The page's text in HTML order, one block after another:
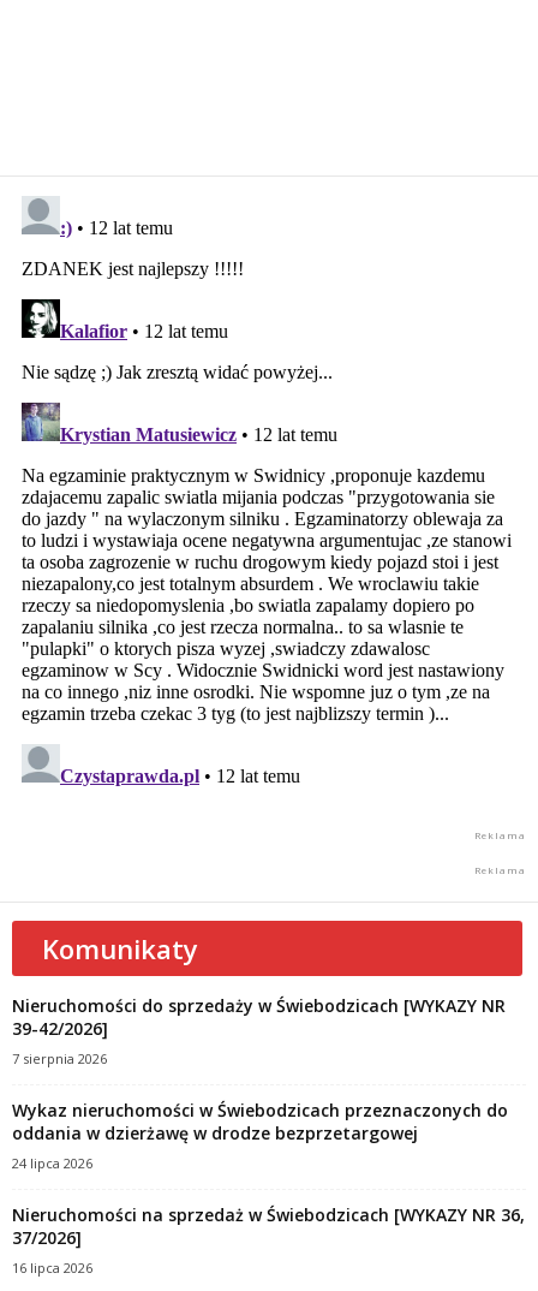
Komunikaty
Nieruchomości do sprzedaży w Świebodzicach [WYKAZY NR
39-42/2026]
7 sierpnia 2026
Wykaz nieruchomości w Świebodzicach przeznaczonych do
oddania w dzierżawę w drodze bezprzetargowej
24 lipca 2026
Nieruchomości na sprzedaż w Świebodzicach [WYKAZY NR 36,
37/2026]
16 lipca 2026